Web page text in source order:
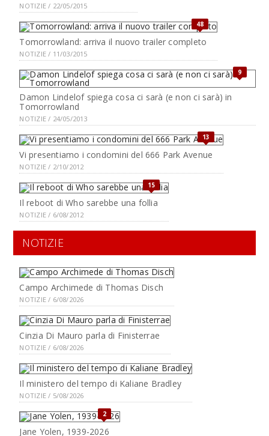
NOTIZIE / 22/05/2015
48
Tomorrowland: arriva il nuovo trailer completo
NOTIZIE / 11/03/2015
9
Damon Lindelof spiega cosa ci sarà (e non ci sarà) in
Tomorrowland
NOTIZIE / 24/05/2013
13
Vi presentiamo i condomini del 666 Park Avenue
NOTIZIE / 2/10/2012
15
Il reboot di Who sarebbe una follia
NOTIZIE / 6/08/2012
NOTIZIE
Campo Archimede di Thomas Disch
NOTIZIE / 6/08/2026
Cinzia Di Mauro parla di Finisterrae
NOTIZIE / 6/08/2026
Il ministero del tempo di Kaliane Bradley
NOTIZIE / 5/08/2026
2
Jane Yolen, 1939-2026